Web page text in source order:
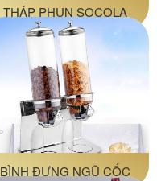
THÁP PHUN SOCOLA
BÌNH ĐỰNG NGŨ CỐC